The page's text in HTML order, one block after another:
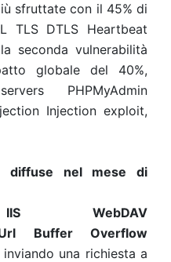
sfruttate con il 45% di
TLS DTLS Heartbeat
seconda vulnerabilità
globale del 40%,
PHPMyAdmin
Injection exploit,
diffuse nel mese di
WebDAV
Buffer Overflow
una richiesta a